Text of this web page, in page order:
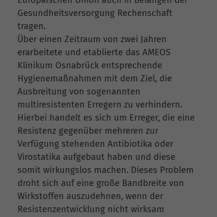
Gesundheitsversorgung Rechenschaft
tragen.
Über einen Zeitraum von zwei Jahren
erarbeitete und etablierte das AMEOS
Klinikum Osnabrück entsprechende
Hygienemaßnahmen mit dem Ziel, die
Ausbreitung von sogenannten
multiresistenten Erregern zu verhindern.
Hierbei handelt es sich um Erreger, die eine
Resistenz gegenüber mehreren zur
Verfügung stehenden Antibiotika oder
Virostatika aufgebaut haben und diese
somit wirkungslos machen. Dieses Problem
droht sich auf eine große Bandbreite von
Wirkstoffen auszudehnen, wenn der
Resistenzentwicklung nicht wirksam